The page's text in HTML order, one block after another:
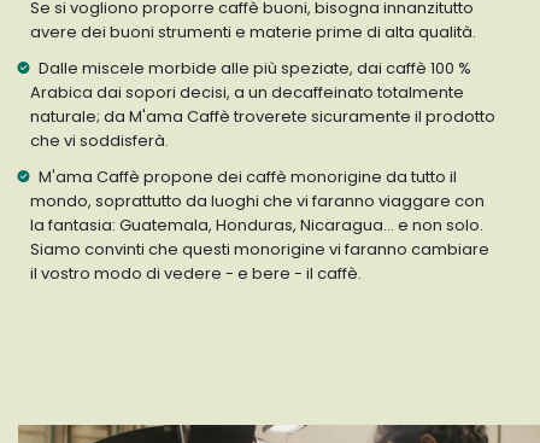
Se si vogliono proporre caffè buoni, bisogna innanzitutto
avere dei buoni strumenti e materie prime di alta qualità.
Dalle miscele morbide alle più speziate, dai caffè 100 %
Arabica dai sopori decisi, a un decaffeinato totalmente
naturale; da M'ama Caffè troverete sicuramente il prodotto
che vi soddisferà.
M'ama Caffè propone dei caffè monorigine da tutto il
mondo, soprattutto da luoghi che vi faranno viaggare con
la fantasia: Guatemala, Honduras, Nicaragua… e non solo.
Siamo convinti che questi monorigine vi faranno cambiare
il vostro modo di vedere - e bere - il caffè.